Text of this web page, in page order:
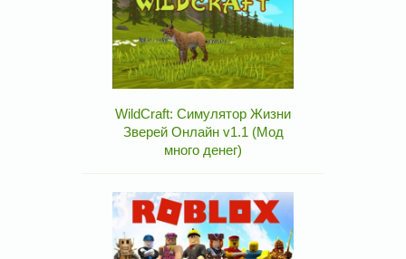
WildCraft: Симулятор Жизни
Зверей Онлайн v1.1 (Мод
много денег)